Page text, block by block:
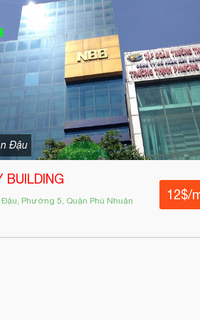
Đậu
BUILDING
Phường 5, Quận Phú Nhuận 12$/